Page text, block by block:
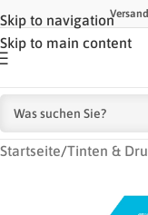
Skip to navigation
Skip to main content
Startseite/Tinten &